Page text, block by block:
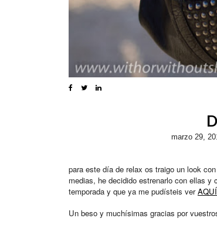
marzo 29,
para este día de relax os traigo un look
medias, he decidido estrenarlo con ellas
temporada y que ya me pudísteis verAQUÍ
Un beso y muchísimas gracias por